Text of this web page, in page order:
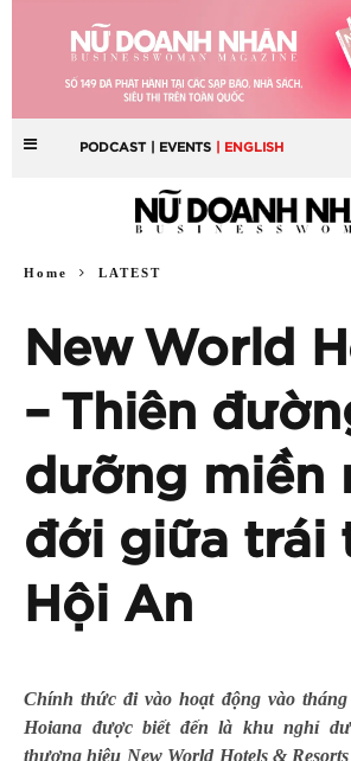
PODCAST | EVENTS | ENGLISH
Home LATEST
New World
– Thiên
dưỡng miền
đới giữa trái
Hội An
Chính thức đi vào hoạt động vào tháng
Hoiana được biết đến là khu nghỉ
thương hiệu New World Hotels &